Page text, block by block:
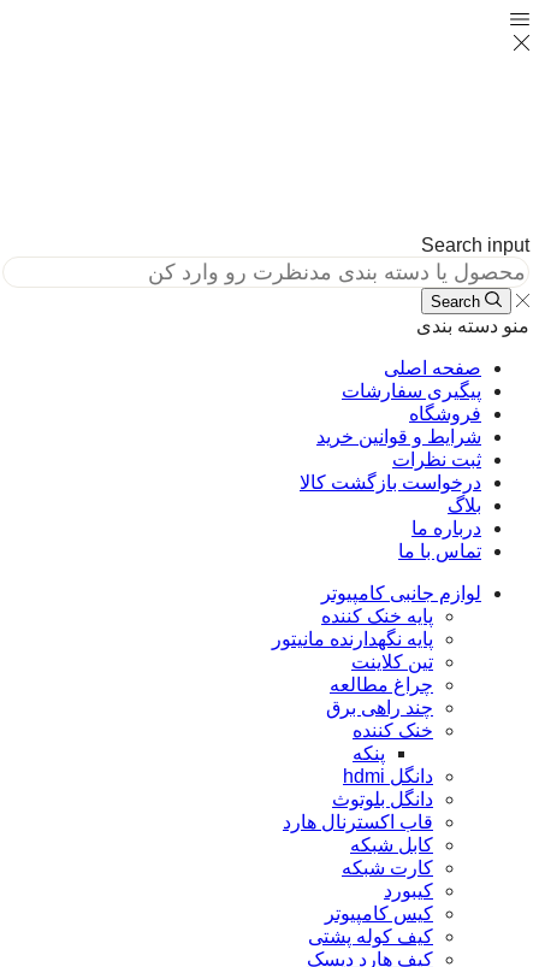
Search
Search
دسته بندی
صفحه اصلی
پیگیری سفارشات
فروشگاه
شرایط و قوانین خرید
ثبت نظرات
درخواست بازگشت کالا
بلاگ
درباره ما
تماس با ما
لوازم جانبی کامپیوتر
پایه خنک کننده
پایه نگهدارنده مانیتور
تین کلاینت
چراغ مطالعه
چند راهی برق
خنک کننده
پنکه
دانگل hdmi
دانگل بلوتوث
قاب اکسترنال هارد
کابل شبکه
کارت شبکه
کيبورد
کیس کامپیوتر
کیف کوله پشتی
کیف هارد دیسک